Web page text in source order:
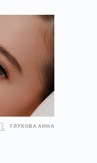
ГЛУХОВА АННА